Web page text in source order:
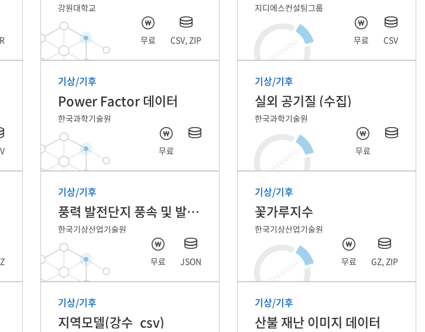
강원대학교
무료 CSV, ZIP
지디에스컨설팅그룹
무료 CSV
기상/기후
Power Factor 데이터
한국과학기술원
무료
기상/기후
실외 공기질 (수집)
한국과학기술원
무료
기상/기후
풍력 발전단지 풍속 및 발전량 예측 자료
한국기상산업기술원
무료 JSON
기상/기후
꽃가루지수
한국기상산업기술원
무료 GZ, ZIP
기상/기후
지역모델(강수_csv)
기상/기후
산불 재난 이미지 데이터